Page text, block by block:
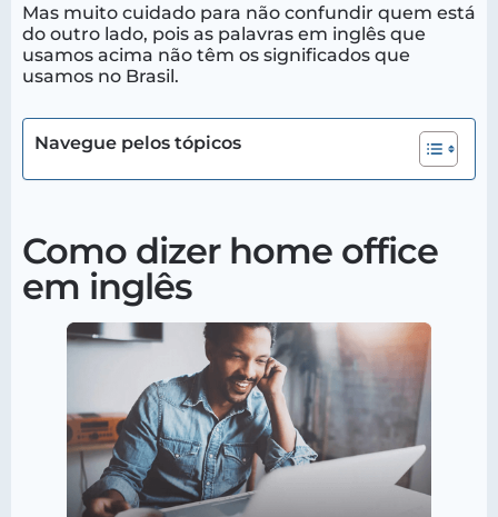
Mas muito cuidado para não confundir quem está
do outro lado, pois as palavras em inglês que
usamos acima não têm os significados que
usamos no Brasil.
Navegue pelos tópicos
Como dizer home office
em inglês